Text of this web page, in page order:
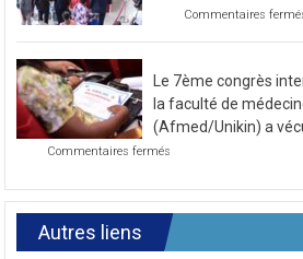
Commentaires
Le 7ème congrès
la faculté de
(Afmed/Unikin) a
Commentaires fermés
congrès
international
anciens
Autres liens